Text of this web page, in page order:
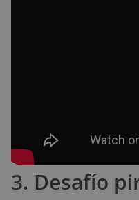
3. Desafío